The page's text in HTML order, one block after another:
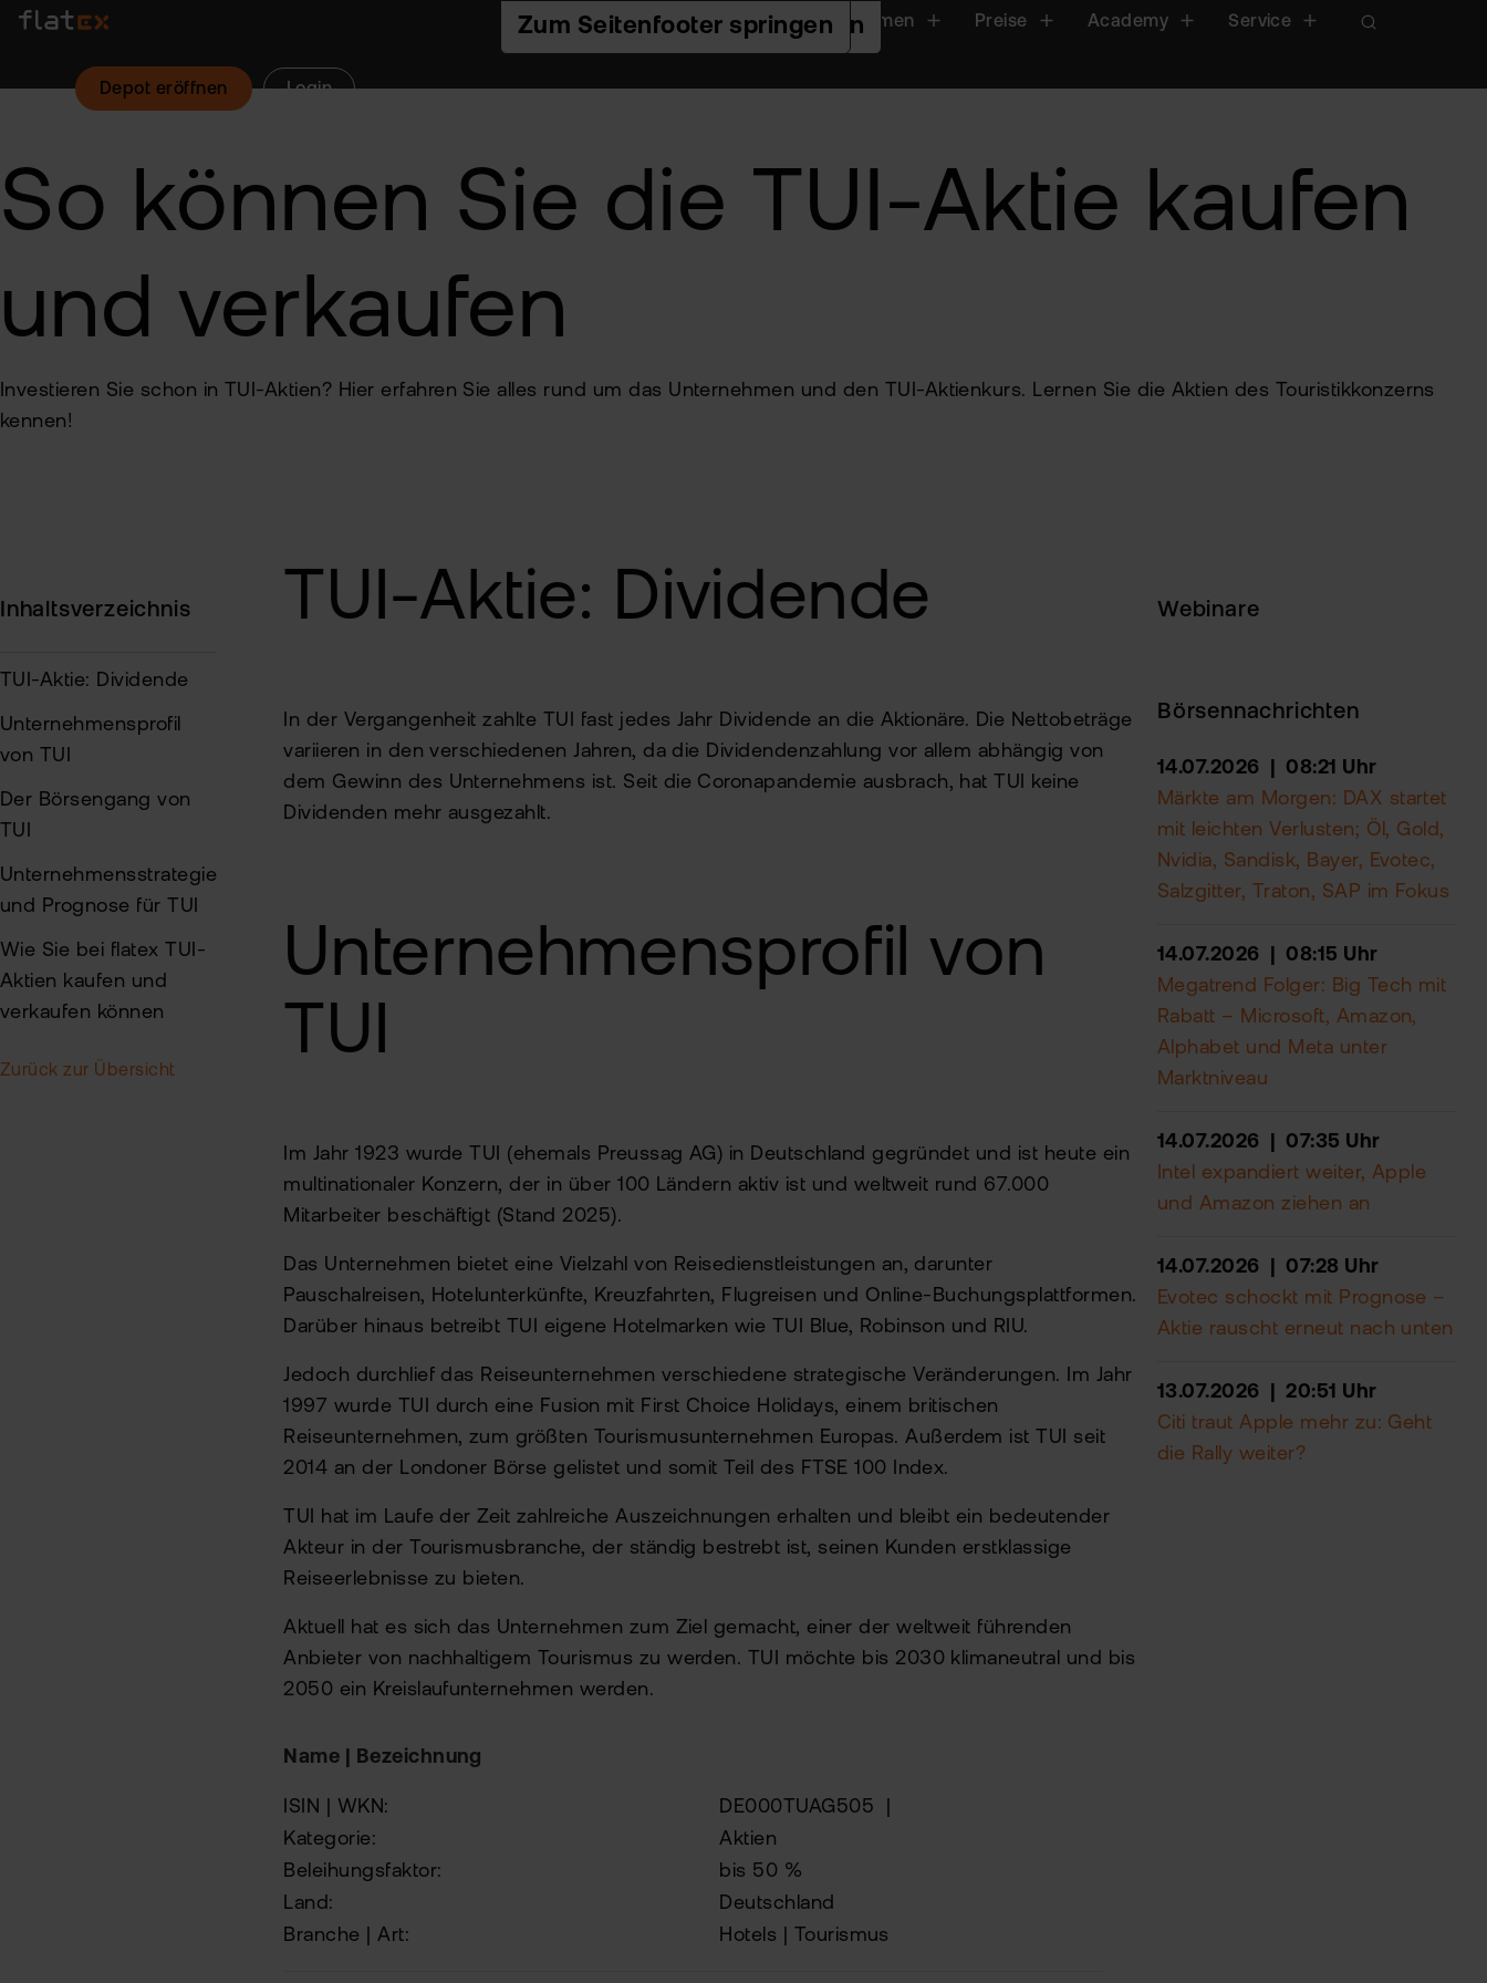
Zur Hauptnavigation springen
Zum Seiteninhalt springen
Zum Seitenfooter springen
Handeln Plattformen Preise Academy Service
Depot eröffnen Login
So können Sie die TUI-Aktie kaufen
und verkaufen
Investieren Sie schon in TUI-Aktien? Hier erfahren Sie alles rund um das Unternehmen und den TUI-Aktienkurs. Lernen Sie die Aktien des Touristikkonzerns
kennen!
Inhaltsverzeichnis
TUI-Aktie: Dividende
Unternehmensprofil
von TUI
Der Börsengang von
TUI
Unternehmensstrategie
und Prognose für TUI
Wie Sie bei flatex TUI-
Aktien kaufen und
verkaufen können
Zurück zur Übersicht
TUI-Aktie: Dividende
In der Vergangenheit zahlte TUI fast jedes Jahr Dividende an die Aktionäre. Die Nettobeträge
variieren in den verschiedenen Jahren, da die Dividendenzahlung vor allem abhängig von
dem Gewinn des Unternehmens ist. Seit die Coronapandemie ausbrach, hat TUI keine
Dividenden mehr ausgezahlt.
Unternehmensprofil von
TUI
Im Jahr 1923 wurde TUI (ehemals Preussag AG) in Deutschland gegründet und ist heute ein
multinationaler Konzern, der in über 100 Ländern aktiv ist und weltweit rund 67.000
Mitarbeiter beschäftigt (Stand 2025).
Das Unternehmen bietet eine Vielzahl von Reisedienstleistungen an, darunter
Pauschalreisen, Hotelunterkünfte, Kreuzfahrten, Flugreisen und Online-Buchungsplattformen.
Darüber hinaus betreibt TUI eigene Hotelmarken wie TUI Blue, Robinson und RIU.
Jedoch durchlief das Reiseunternehmen verschiedene strategische Veränderungen. Im Jahr
1997 wurde TUI durch eine Fusion mit First Choice Holidays, einem britischen
Reiseunternehmen, zum größten Tourismusunternehmen Europas. Außerdem ist TUI seit
2014 an der Londoner Börse gelistet und somit Teil des FTSE 100 Index.
TUI hat im Laufe der Zeit zahlreiche Auszeichnungen erhalten und bleibt ein bedeutender
Akteur in der Tourismusbranche, der ständig bestrebt ist, seinen Kunden erstklassige
Reiseerlebnisse zu bieten.
Aktuell hat es sich das Unternehmen zum Ziel gemacht, einer der weltweit führenden
Anbieter von nachhaltigem Tourismus zu werden. TUI möchte bis 2030 klimaneutral und bis
2050 ein Kreislaufunternehmen werden.
Name | Bezeichnung
ISIN | WKN: DE000TUAG505
Kategorie:
Aktien
Beleihungsfaktor:
bis 50 %
Land:
Deutschland
Branche | Art:
Hotels | Tourismus
Webinare
Börsennachrichten
14.07.2026 | 08:21 Uhr
Märkte am Morgen: DAX startet
mit leichten Verlusten; Öl, Gold,
Nvidia, Sandisk, Bayer, Evotec,
Salzgitter, Traton, SAP im Fokus
14.07.2026 | 08:15 Uhr
Megatrend Folger: Big Tech mit
Rabatt – Microsoft, Amazon,
Alphabet und Meta unter
Marktniveau
14.07.2026 | 07:35 Uhr
Intel expandiert weiter, Apple
und Amazon ziehen an
14.07.2026 | 07:28 Uhr
Evotec schockt mit Prognose –
Aktie rauscht erneut nach unten
13.07.2026 | 20:51 Uhr
Citi traut Apple mehr zu: Geht
die Rally weiter?